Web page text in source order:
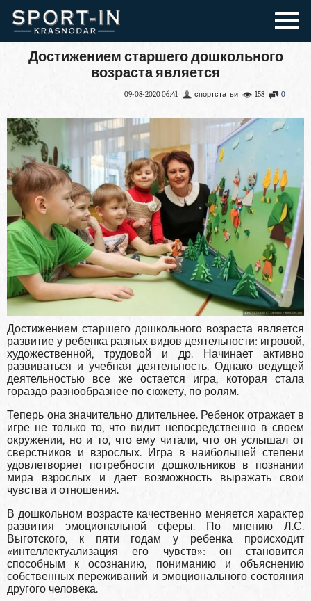
Достижением старшего дошкольного
возраста является
0
158
спортстатьи
09-08-2020 06:41
Достижением старшего дошкольного возраста является
разви­тие у ребенка разных видов деятельности: игровой,
художественной, трудовой и др. Начинает активно
развиваться и учебная деятельность. Однако ведущей
деятельностью все же остается игра, которая стала
гораздо разнообразнее по сюжету, по ролям.
Теперь она значительно длительнее. Ребенок отражает в
игре не только то, что видит непо­средственно в своем
окружении, но и то, что ему читали, что он ус­лышал от
сверстников и взрослых. Игра в наибольшей степени
удов­летворяет потребности дошкольников в познании
мира взрослых и дает возможность выражать свои
чувства и отношения.
В дошкольном возрасте качественно меняется характер
разви­тия эмоциональной сферы. По мнению Л.С.
Выготского, к пяти годам у ребенка происходит
«интеллектуализация его чувств»: он стано­вится
способным к осознанию, пониманию и объяснению
собствен­ных переживаний и эмоционального состояния
другого человека.